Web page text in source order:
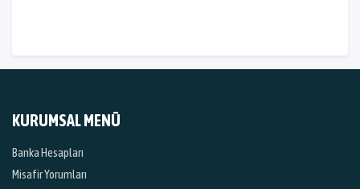
KURUMSAL MENÜ
Banka Hesapları
Misafir Yorumları